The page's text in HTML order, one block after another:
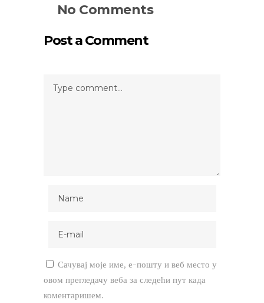
No Comments
Post a Comment
Сачувај моје име, е-пошту и веб место у
овом прегледачу веба за следећи пут када
коментаришем.